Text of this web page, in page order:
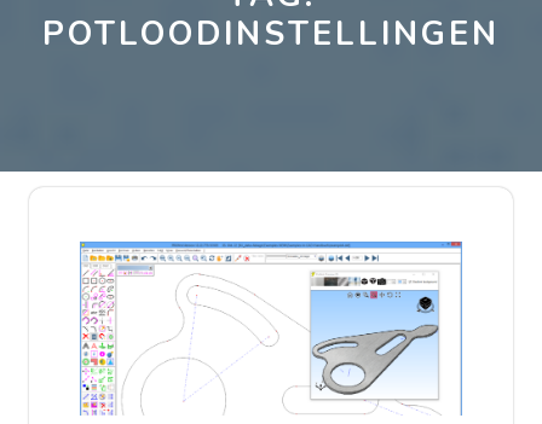
POTLOODINSTELLINGEN